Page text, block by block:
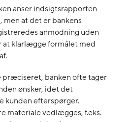
anser indsigtsrapporten
men at det er bankens
anmodning uden
at klarlægge formålet med
præciseret, banken ofte tager
ønsker, idet det
kunden efterspørger.
materiale vedlægges, f.eks.